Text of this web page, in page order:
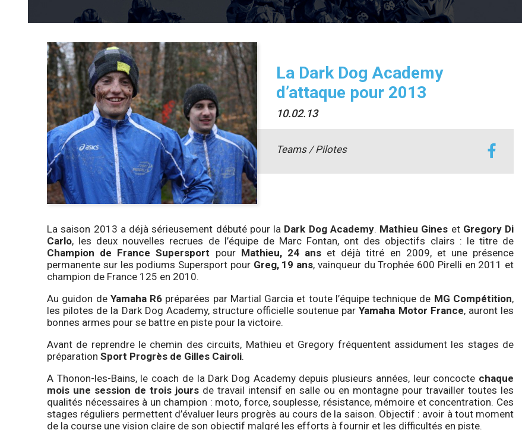
La Dark Dog Academy
d’attaque pour 2013
10.02.13
Teams / Pilotes
La saison 2013 a déjà sérieusement débuté pour la Dark Dog Academy. Mathieu Gines et Gregory Di
Carlo, les deux nouvelles recrues de l’équipe de Marc Fontan, ont des objectifs clairs : le titre de
Champion de France Supersport pour Mathieu, 24 anset déjà titré en 2009, et une présence
permanente sur les podiums Supersport pour Greg, 19 ans, vainqueur du Trophée 600 Pirelli en 2011 et
champion de France 125 en 2010.
Au guidon de Yamaha R6 préparées par Martial Garcia et toute l’équipe technique de MG Compétition,
les pilotes de la Dark Dog Academy, structure officielle soutenue parYamaha Motor France, auront les
bonnes armes pour se battre en piste pour la victoire.
Avant de reprendre le chemin des circuits, Mathieu et Gregory fréquentent assidument les stages de
préparation Sport Progrès de Gilles Cairoli.
A Thonon-les-Bains, le coach de la Dark Dog Academy depuis plusieurs années, leur concocte chaque
mois une session de trois joursde travail intensif en salle ou en montagne pour travailler toutes les
qualités nécessaires à un champion : moto, force, souplesse, résistance, mémoire et concentration. Ces
stages réguliers permettent d’évaluer leurs progrès au cours de la saison. Objectif : avoir à tout moment
de la course une vision claire de son objectif malgré les efforts à fournir et les difficultés en piste.